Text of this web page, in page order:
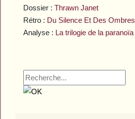
Dossier :Thrawn Janet
Rétro : Du Silence Et Des Ombres
Analyse : La trilogie de la paranoïa